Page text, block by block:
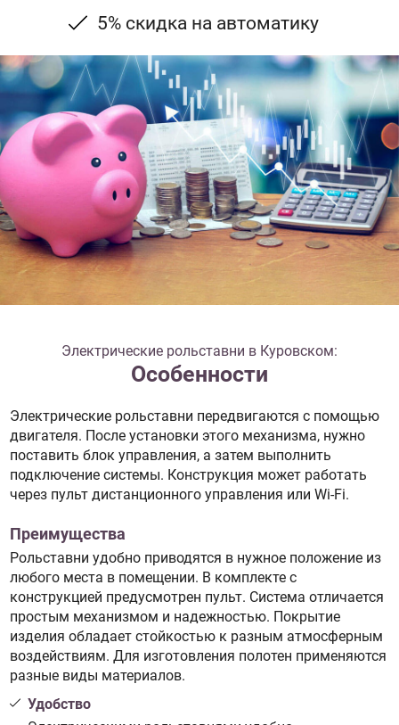
5% скидка на автоматику
Электрические рольставни в Куровском:
Особенности
Электрические рольставни передвигаются с помощью
двигателя. После установки этого механизма, нужно
поставить блок управления, а затем выполнить
подключение системы. Конструкция может работать
через пульт дистанционного управления или Wi-Fi.
Преимущества
Рольставни удобно приводятся в нужное положение из
любого места в помещении. В комплекте с
конструкцией предусмотрен пульт. Система отличается
простым механизмом и надежностью. Покрытие
изделия обладает стойкостью к разным атмосферным
воздействиям. Для изготовления полотен применяются
разные виды материалов.
Удобство